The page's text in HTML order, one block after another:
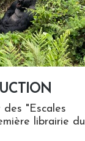
"Escales
librairie du